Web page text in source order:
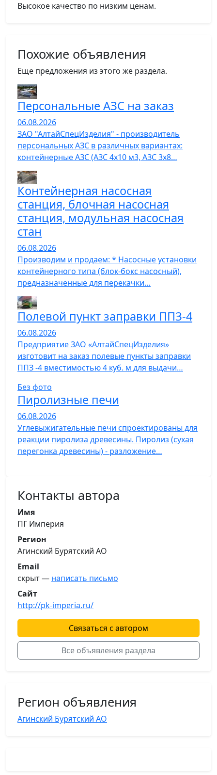
Высокое качество по низким ценам.
Похожие объявления
Еще предложения из этого же раздела.
Персональные АЗС на заказ
06.08.2026
ЗАО "АлтайСпецИзделия" - производитель
персональных АЗС в различных вариантах:
контейнерные АЗС (АЗС 4х10 м3, АЗС 3х8…
Контейнерная насосная
станция, блочная насосная
станция, модульная насосная
стан
06.08.2026
Производим и продаем: * Насосные установки
контейнерного типа (блок-бокс насосный),
предназначенные для перекачки…
Полевой пункт заправки ППЗ-4
06.08.2026
Предприятие ЗАО «АлтайСпецИзделия»
изготовит на заказ полевые пункты заправки
ППЗ -4 вместимостью 4 куб. м для выдачи…
Без фото
Пиролизные печи
06.08.2026
Углевыжигательные печи спроектированы для
реакции пиролиза древесины. Пиролиз (сухая
перегонка древесины) - разложение…
Контакты автора
Имя
ПГ Империя
Регион
Агинский Бурятский АО
Email
скрыт — написать письмо
Сайт
http://pk-imperia.ru/
Связаться с автором
Все объявления раздела
Регион объявления
Агинский Бурятский АО